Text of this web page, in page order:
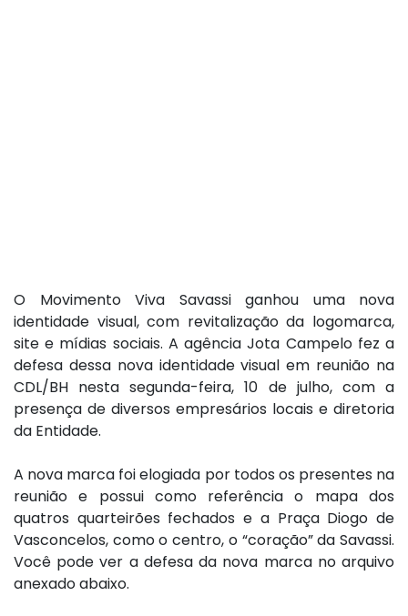
O Movimento Viva Savassi ganhou uma nova
identidade visual, com revitalização da logomarca,
site e mídias sociais. A agência Jota Campelo fez a
defesa dessa nova identidade visual em reunião na
CDL/BH nesta segunda-feira, 10 de julho, com a
presença de diversos empresários locais e diretoria
da Entidade.
A nova marca foi elogiada por todos os presentes na
reunião e possui como referência o mapa dos
quatros quarteirões fechados e a Praça Diogo de
Vasconcelos, como o centro, o “coração” da Savassi.
Você pode ver a defesa da nova marca no arquivo
anexado abaixo.